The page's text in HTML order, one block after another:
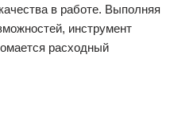
в работе. Выполняя
инструмент
расходный